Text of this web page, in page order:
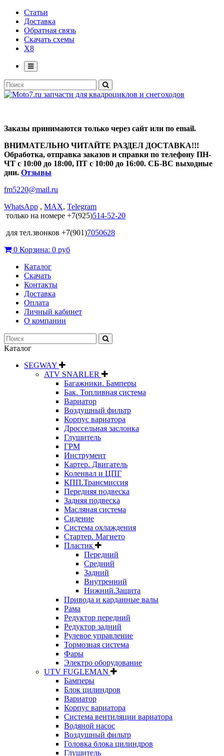
Статьи
Доставка
Обратная связь
Скачать схемы
X8
Заказы принимаются только через сайт или по email.
ВНИМАТЕЛЬНО ЧИТАЙТЕ РАЗДЕЛ ДОСТАВКА!!!
Обработка, отправка заказов и справки по телефону ПН-
ЧТ с 10:00 до 18:00, ПТ с 10:00 до 16:00. СБ-ВС выходные
дни. Отзывы
fm5220@mail.ru
WhatsApp , MAX, Telegram
только на номере +7(925)514-52-20
для тел.звонков +7(901)7050628
0 Корзина: 0 руб
Каталог
Скачать
Контакты
Доставка
Оплата
Личный кабинет
О компании
Каталог
SEGWAY
ATV SNARLER
Багажники. Бамперы
Бак. Топливная система
Вариатор
Воздушный фильтр
Корпус вариатора
Дроссельная заслонка
Глушитель
ГРМ
Инструмент
Картер. Двигатель
Коленвал и ЦПГ
КПП.Трансмиссия
Передняя подвеска
Задняя подвеска
Масляная система
Сидение
Система охлаждения
Стартер. Магнето
Пластик
Передний
Средний
Задний
Внутренний
Нижний.Защита
Привода и карданные валы
Рама
Редуктор передний
Редуктор задний
Рулевое управление
Тормозная система
Фары
Электро оборудование
UTV FUGLEMAN
Бамперы
Блок цилиндров
Вариатор
Корпус вариатора
Система вентиляции вариатора
Водяной насос
Воздушный фильтр
Головка блока цилиндров
Глушитель